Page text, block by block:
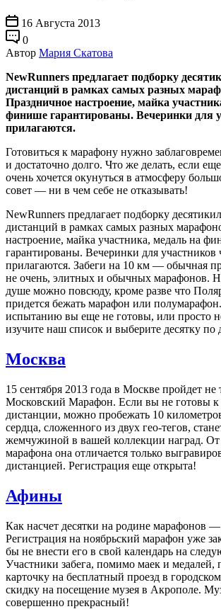
16 Августа 2013
0
Автор Мария Скатова
NewRunners предлагает подборку
дистанций в рамках самых разных
Праздничное настроение, майка
финише гарантированы. Вечеринки для
прилагаются.
Готовиться к марафону нужно
и достаточно долго. Что же делать, если
очень хочется окунуться в атмосферу
совет — ни в чем себе не отказывать!
NewRunners предлагает подборку
дистанций в рамках самых разных
настроение, майка участника, медаль на
гарантированы. Вечеринки для участников
прилагаются. Забеги на 10 км — обычная
не очень, элитных и обычных марафонов.
душе можно повсюду, кроме разве что
придется бежать марафон или
испытанию вы еще не готовы, или просто
изучите наш список и выберите десятку по
Москва
15 сентября 2013 года в Москве пройдет не
Московский Марафон. Если вы не готовы к
дистанции, можно пробежать 10
сердца, сложенного из двух гео-тегов,
жемчужиной в вашей коллекции наград.
марафона она отличается только
дистанцией. Регистрация еще открыта!
Афины
Как насчет десятки на родине марафонов
Регистрация на ноябрьский марафон уже
бы не внести его в свой календарь на
Участники забега, помимо маек и медалей,
карточку на бесплатный проезд в
скидку на посещение музея в Акрополе.
совершенно прекрасный!